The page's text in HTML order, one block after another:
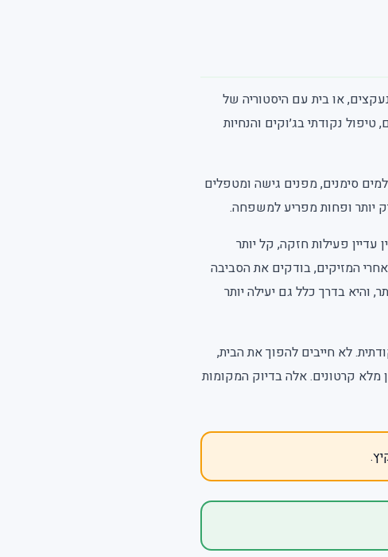
או בית עם היסטוריה של
נקודתי בג׳וקים והנחיות
סימנים, מפנים גישה ומטפלים
יותר ופחות מפריע למשפחה.
פעילות חזקה, קל יותר
המזיקים, בודקים את הסביבה
והיא בדרך כלל גם יעילה יותר
לא חייבים להפוך את הבית,
קרטונים. אלה בדיוק המקומות